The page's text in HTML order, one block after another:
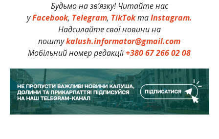
Будьмо на зв’язку! Читайте нас
уFacebook, Telegram, TikTokтаInstagram.
Надсилайте свої новини на
поштуkalush.informator@gmail.com
Мобільний номер редакції+380 67 266 02 08